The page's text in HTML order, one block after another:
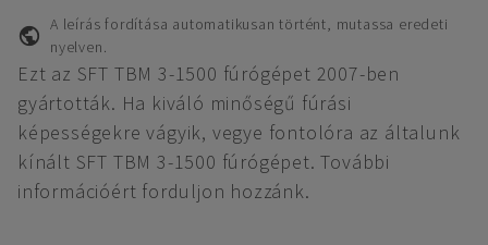
A leírás fordítása automatikusan történt, mutassa eredeti
nyelven.
Ezt az SFT TBM 3-1500 fúrógépet 2007-ben
gyártották. Ha kiváló minőségű fúrási
képességekre vágyik, vegye fontolóra az általunk
kínált SFT TBM 3-1500 fúrógépet. További
információért forduljon hozzánk.